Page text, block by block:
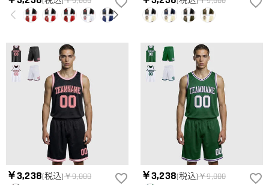
￥3,238(税込)￥9,000 ￥3,238(税込)￥9,000